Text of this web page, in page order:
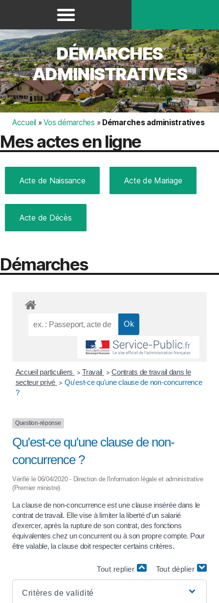
DÉMARCHES
ADMINISTRATIVES
Accueil »Vos démarches » Démarches administratives
Mes actes en ligne
Acte de Naissance Acte de Mariage
Acte de Décès
Démarches
Accueil particuliers > Travail > Contrats de travail dans le
secteur privé > Qu'est-ce qu'une clause de non-concurrence
?
Question-réponse
Qu'est-ce qu'une clause de non-
concurrence ?
Vérifié le 06/04/2020 - Direction de l'information légale et administrative
(Premier ministre)
La clause de non-concurrence est une clause insérée dans le
contrat de travail. Elle vise à limiter la liberté d'un salarié
d'exercer, après la rupture de son contrat, des fonctions
équivalentes chez un concurrent ou à son propre compte. Pour
être valable, la clause doit respecter certains critères.
Tout replier Tout déplier
Critères de validité